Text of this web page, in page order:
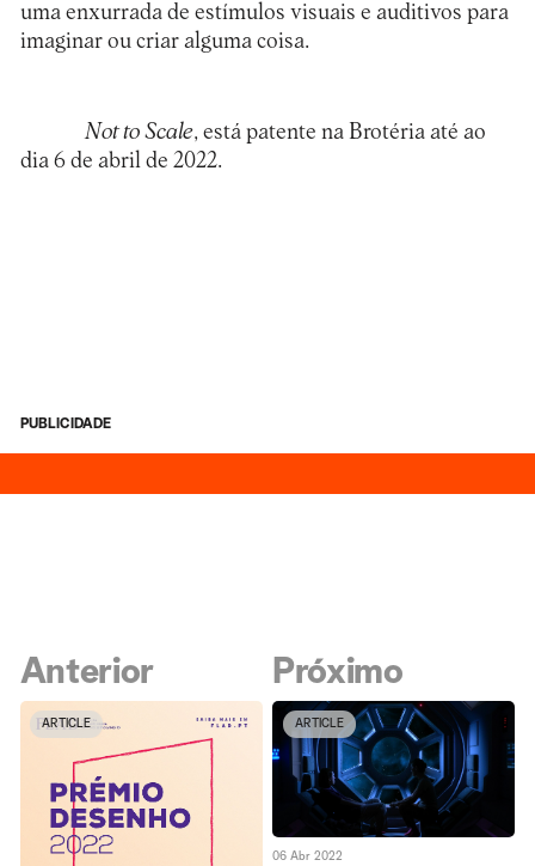
uma enxurrada de estímulos visuais e auditivos para
imaginar ou criar alguma coisa.
Not to Scale, está patente na Brotériaaté ao
dia 6 de abril de 2022.
PUBLICIDADE
Anterior
ARTICLE
Próximo
ARTICLE
06 Abr 2022